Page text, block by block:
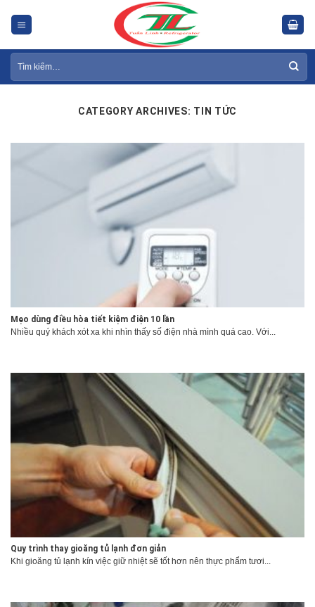
content
Tìm
kiếm:
CATEGORY ARCHIVES: TIN TỨC
Mẹo dùng điều hòa tiết kiệm điện 10 lần
Nhiều quý khách xót xa khi nhìn thấy số điện nhà mình quá cao. Với...
Quy trình thay gioăng tủ lạnh đơn giản
Khi gioăng tủ lạnh kín việc giữ nhiệt sẽ tốt hơn nên thực phẩm tươi...